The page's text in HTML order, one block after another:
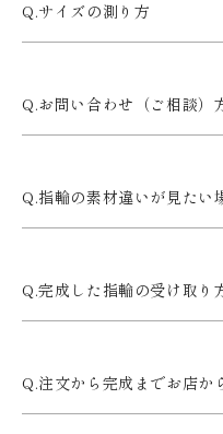
サイズの測り方
お問い合わせ（ご相談）
指輪の素材違いが見たい
完成した指輪の受け取り
注文から完成までお店か